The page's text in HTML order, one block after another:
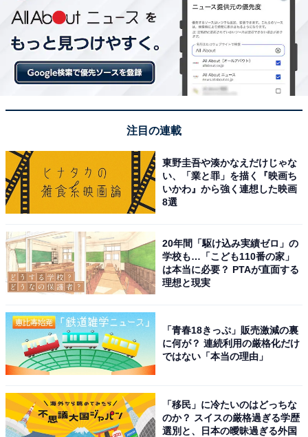
注目の連載
東野圭吾や湊かなえだけじゃな
い、「業と罪」を描く『映画ち
いかわ』から強く連想した映画
8選
20年間「駆け込み実績ゼロ」の
学校も…「こども110番の家」
は本当に必要？ PTAが直面する
理想と現実
「青春18きっぷ」販売激減の裏
に何が？ 連続利用の厳格化だけ
ではない「本当の理由」
「移民」に冷たいのはどっちな
のか？ スイスの厳格過ぎる学歴
選別と、日本の曖昧過ぎる外国